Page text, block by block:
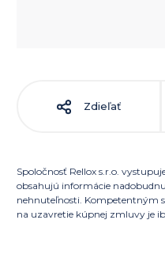
Zdieľať
Spoločnosť Rellox s.r.o.
obsahujú informácie
nehnuteľnosti. Kompetentným
na uzavretie kúpnej zmluvy je